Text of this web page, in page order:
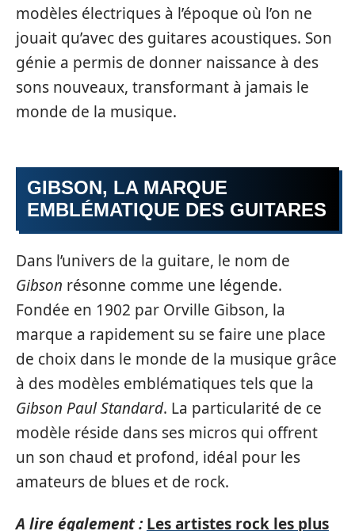
modèles électriques à l’époque où l’on ne
jouait qu’avec des guitares acoustiques. Son
génie a permis de donner naissance à des
sons nouveaux, transformant à jamais le
monde de la musique.
GIBSON, LA MARQUE
EMBLÉMATIQUE DES GUITARES
Dans l’univers de la guitare, le nom de
Gibson résonne comme une légende.
Fondée en 1902 par Orville Gibson, la
marque a rapidement su se faire une place
de choix dans le monde de la musique grâce
à des modèles emblématiques tels que la
Gibson Paul Standard. La particularité de ce
modèle réside dans ses micros qui offrent
un son chaud et profond, idéal pour les
amateurs de blues et de rock.
A lire également : Les artistes rock les plus